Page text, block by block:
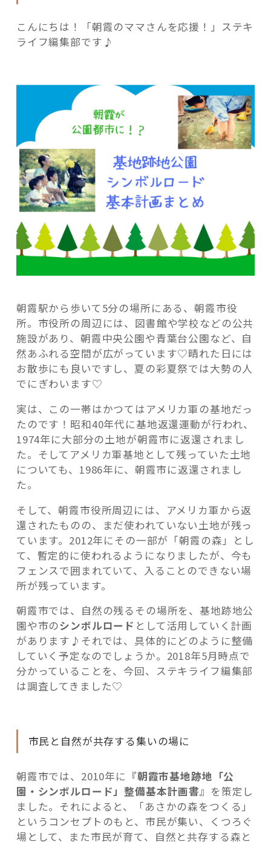
記事検索
都
市
に？
跡
園・
シ
ン
ボ
ル
ロ
ー
ド
整
計
と
は？”
の
こんにちは！「朝霞のママさんを応援！」ステキ
ライフ編集部です♪
朝霞駅から歩いて5分の場所にある、朝霞市役
所。市役所の周辺には、図書館や学校などの公共
施設があり、朝霞中央公園や青葉台公園など、自
然あふれる空間が広がっています♡晴れた日には
お散歩にも良いですし、夏の彩夏祭では大勢の人
でにぎわいます♡
実は、この一帯はかつてはアメリカ軍の基地だっ
たのです！昭和40年代に基地返還運動が行われ、
1974年に大部分の土地が朝霞市に返還されまし
た。そしてアメリカ軍基地として残っていた土地
についても、1986年に、朝霞市に返還されまし
た。
そして、朝霞市役所周辺には、アメリカ軍から返
還されたものの、まだ使われていない土地が残っ
ています。2012年にその一部が「朝霞の森」とし
て、暫定的に使われるようになりましたが、今も
フェンスで囲まれていて、入ることのできない場
所が残っています。
朝霞市では、自然の残るその場所を、基地跡地公
園や市のシンボルロード として活用していく計画
があります♪それでは、具体的にどのように整備
していく予定なのでしょうか。2018年5月時点で
分かっていることを、今回、ステキライフ編集部
は調査してきました♡
市民と自然が共存する集いの場に
朝霞市では、2010年に 『朝霞市基地跡地「公
園・シンボルロード」整備基本計画書』 を策定し
ました。それによると、「あさかの森をつくる」
というコンセプトのもと、市民が集い、くつろぐ
場として、また市民が育て、自然と共存する森と